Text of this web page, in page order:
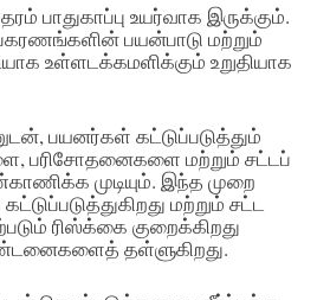
பாதுகாப்பு உயர்வாக இருக்கும்.
பயன்பாடு மற்றும்
உள்ளடக்கமளிக்கும் உறுதியாக
பயனர்கள் கட்டுப்படுத்தும்
பரிசோதனைகளை மற்றும் சட்டப்
முடியும். இந்த முறை
மற்றும் சட்ட
ரிஸ்க்கை குறைக்கிறது
தள்ளுகிறது.